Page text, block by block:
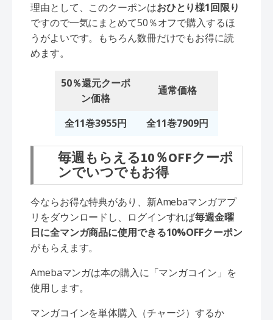
理由として、このクーポンはおひとり様1回限り
ですので一気にまとめて50％オフで購入するほ
うがよいです。もちろん数冊だけでもお得に読
めます。
50％還元クーポ
ン価格
通常価格
全11巻3955円 全11巻7909円
毎週もらえる10％OFFクーポ
ンでいつでもお得
今ならお得な特典があり、新Amebaマンガアプ
リをダウンロードし、ログインすれば毎週金曜
日に全マンガ商品に使用できる10%OFFクーポン
がもらえます。
Amebaマンガは本の購入に「マンガコイン」を
使用します。
マンガコインを単体購入（チャージ）するか